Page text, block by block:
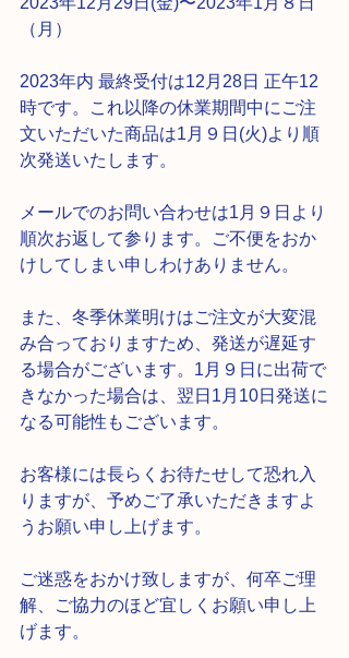
（月）
2023年内 最終受付は12月28日 正午12
時です。これ以降の休業期間中にご注
文いただいた商品は1月９日(火)より順
次発送いたします。
メールでのお問い合わせは1月９日より
順次お返して参ります。ご不便をおか
けしてしまい申しわけありません。
また、冬季休業明けはご注文が大変混
み合っておりますため、発送が遅延す
る場合がございます。1月９日に出荷で
きなかった場合は、翌日1月10日発送に
なる可能性もございます。
お客様には長らくお待たせして恐れ入
りますが、予めご了承いただきますよ
うお願い申し上げます。
ご迷惑をおかけ致しますが、何卒ご理
解、ご協力のほど宜しくお願い申し上
げます。